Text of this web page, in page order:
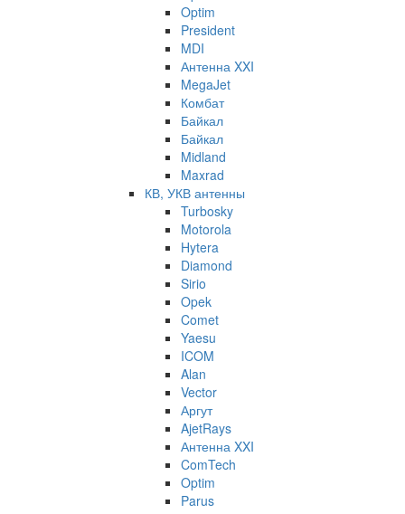
Optim
President
MDI
Антенна XXI
MegaJet
Комбат
Байкал
Байкал
Midland
Maxrad
КВ, УКВ антенны
Turbosky
Motorola
Hytera
Diamond
Sirio
Opek
Comet
Yaesu
ICOM
Alan
Vector
Аргут
AjetRays
Антенна XXI
ComTech
Optim
Parus